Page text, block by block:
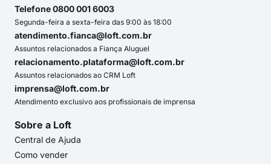
Telefone 0800 001 6003
Segunda-feira a sexta-feira das 9:00 às 18:00
atendimento.fianca@loft.com.br
Assuntos relacionados a Fiança Aluguel
relacionamento.plataforma@loft.com.br
Assuntos relacionados ao CRM Loft
imprensa@loft.com.br
Atendimento exclusivo aos profissionais de imprensa
Sobre a Loft
Central de Ajuda
Como vender